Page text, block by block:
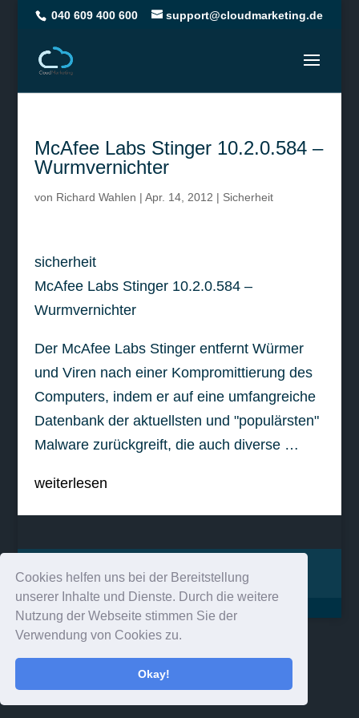
Cookies helfen uns bei der Bereitstellung
unserer Inhalte und Dienste. Durch die weitere
Nutzung der Webseite stimmen Sie der
Verwendung von Cookies zu.
Okay!
040 609 400 600 support@cloudmarketing.de
McAfee Labs Stinger 10.2.0.584 –
Wurmvernichter
von Richard Wahlen | Apr. 14, 2012 | Sicherheit
sicherheit
McAfee Labs Stinger 10.2.0.584 –
Wurmvernichter
Der McAfee Labs Stinger entfernt Würmer
und Viren nach einer Kompromittierung des
Computers, indem er auf eine umfangreiche
Datenbank der aktuellsten und "populärsten"
Malware zurückgreift, die auch diverse …
weiterlesen
Impressum Kontakt